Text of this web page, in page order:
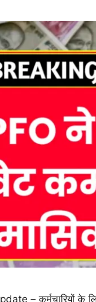
– कर्मचारियों के